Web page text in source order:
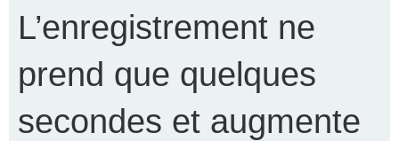
L’enregistrement ne
prend que quelques
secondes et augmente